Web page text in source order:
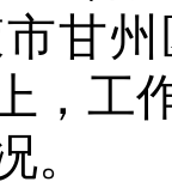
甘
，工